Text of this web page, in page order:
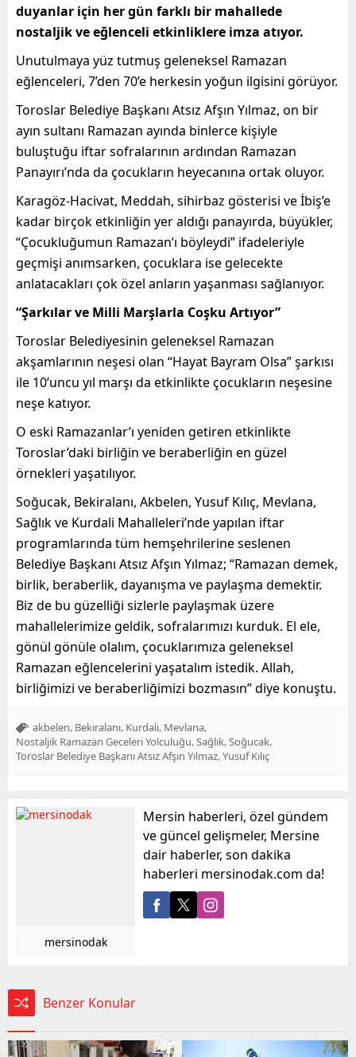
duyanlar için her gün farklı bir mahallede
nostaljik ve eğlenceli etkinliklere imza atıyor.
Unutulmaya yüz tutmuş geleneksel Ramazan
eğlenceleri, 7’den 70’e herkesin yoğun ilgisini görüyor.
Toroslar Belediye Başkanı Atsız Afşın Yılmaz, on bir
ayın sultanı Ramazan ayında binlerce kişiyle
buluştuğu iftar sofralarının ardından Ramazan
Panayırı’nda da çocukların heyecanına ortak oluyor.
Karagöz-Hacivat, Meddah, sihirbaz gösterisi ve İbiş’e
kadar birçok etkinliğin yer aldığı panayırda, büyükler,
“Çocukluğumun Ramazan’ı böyleydi” ifadeleriyle
geçmişi anımsarken, çocuklara ise gelecekte
anlatacakları çok özel anların yaşanması sağlanıyor.
“Şarkılar ve Milli Marşlarla Coşku Artıyor”
Toroslar Belediyesinin geleneksel Ramazan
akşamlarının neşesi olan “Hayat Bayram Olsa” şarkısı
ile 10’uncu yıl marşı da etkinlikte çocukların neşesine
neşe katıyor.
O eski Ramazanlar’ı yeniden getiren etkinlikte
Toroslar’daki birliğin ve beraberliğin en güzel
örnekleri yaşatılıyor.
Soğucak, Bekiralanı, Akbelen, Yusuf Kılıç, Mevlana,
Sağlık ve Kurdali Mahalleleri’nde yapılan iftar
programlarında tüm hemşehrilerine seslenen
Belediye Başkanı Atsız Afşın Yılmaz; “Ramazan demek,
birlik, beraberlik, dayanışma ve paylaşma demektir.
Biz de bu güzelliği sizlerle paylaşmak üzere
mahallelerimize geldik, sofralarımızı kurduk. El ele,
gönül gönüle olalım, çocuklarımıza geleneksel
Ramazan eğlencelerini yaşatalım istedik. Allah,
birliğimizi ve beraberliğimizi bozmasın” diye konuştu.
akbelen Bekiralanı Kurdali Mevlana
Nostaljik Ramazan Geceleri Yolculuğu Sağlık Soğucak
Toroslar Belediye Başkanı Atsız Afşın Yılmaz Yusuf Kılıç
mersinodak
Mersin haberleri, özel gündem
ve güncel gelişmeler, Mersine
dair haberler, son dakika
haberleri mersinodak.com da!
Benzer Konular